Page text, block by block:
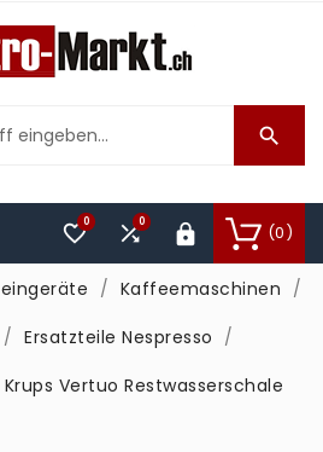

(0)

0
0
Kaffeemaschinen
Ersatzteile Nespresso
Krups Vertuo Restwasserschale